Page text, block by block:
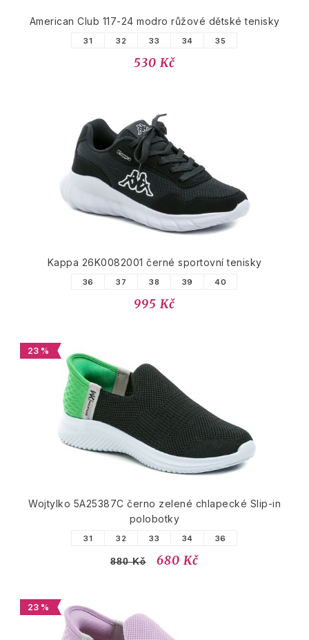
American Club 117-24 modro růžové dětské tenisky
31 32 33 34 35
530 Kč
Kappa 26K0082001 černé sportovní tenisky
36 37 38 39 40
995 Kč
23 %
Wojtylko 5A25387C černo zelené chlapecké Slip-in
polobotky
31 32 33 34 36
880 Kč 680 Kč
23 %